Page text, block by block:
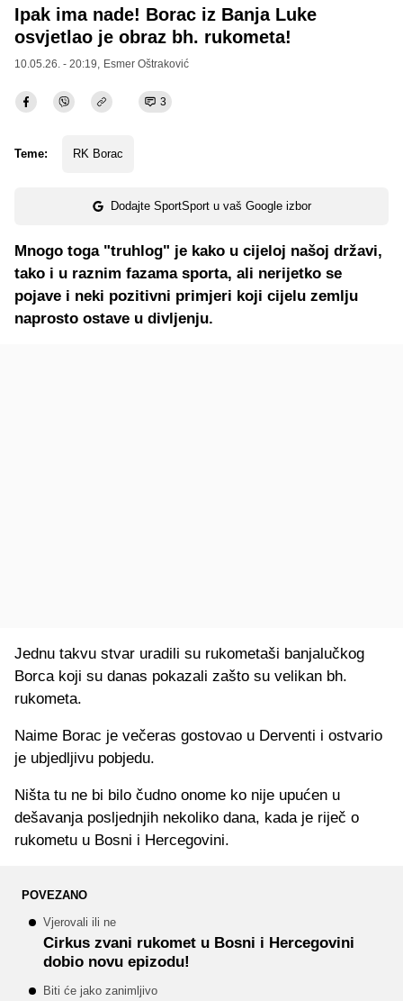
Ipak ima nade! Borac iz Banja Luke
osvjetlao je obraz bh. rukometa!
10.05.26. - 20:19, Esmer Oštraković
3
Teme: RK Borac
Dodajte SportSport u vaš Google izbor
Mnogo toga "truhlog" je kako u cijeloj našoj državi,
tako i u raznim fazama sporta, ali nerijetko se
pojave i neki pozitivni primjeri koji cijelu zemlju
naprosto ostave u divljenju.
Jednu takvu stvar uradili su rukometaši banjalučkog
Borca koji su danas pokazali zašto su velikan bh.
rukometa.
Naime Borac je večeras gostovao u Derventi i ostvario
je ubjedljivu pobjedu.
Ništa tu ne bi bilo čudno onome ko nije upućen u
dešavanja posljednjih nekoliko dana, kada je riječ o
rukometu u Bosni i Hercegovini.
POVEZANO
Vjerovali ili ne
Cirkus zvani rukomet u Bosni i Hercegovini
dobio novu epizodu!
Biti će jako zanimljivo